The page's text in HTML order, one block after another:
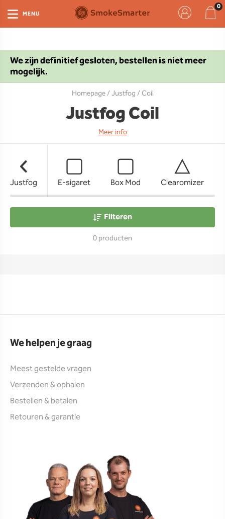
We zijn definitief gesloten, bestellen is niet meer
mogelijk.
MENU
Homepage/Justfog/ Coil
Justfog Coil
Meer info
Justfog E-sigaret Box Mod Clearomizer
Filteren
0 producten
We helpen je graag
Meest gestelde vragen
Verzenden & ophalen
Bestellen & betalen
Retouren & garantie